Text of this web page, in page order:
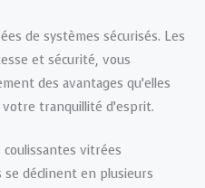
de systèmes sécurisés. Les
et sécurité, vous
des avantages qu’elles
tranquillité d’esprit.
vitrées
déclinent en plusieurs